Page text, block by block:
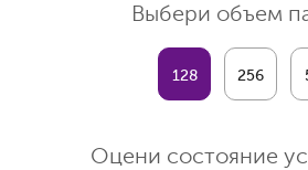
Выбери объем
128 256
Оцени состояние